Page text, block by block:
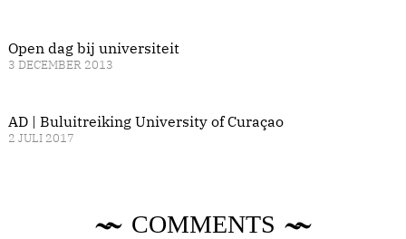
Open dag bij universiteit
3 DECEMBER 2013
AD | Buluitreiking University of Curaçao
2 JULI 2017
COMMENTS